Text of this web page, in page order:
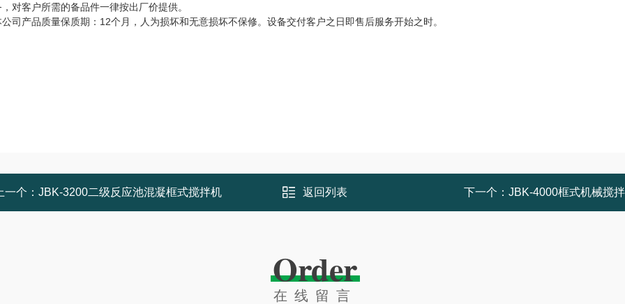
对客户所需的备品件一律按出厂价提供。
司产品质量保质期：12个月，人为损坏和无意损坏不保修。设备交付客户之日即售后服务开始之时。
一个： JBK-3200二级反应池混凝框式搅拌机 返回列表 下一个： JBK-4000框式机械搅
Order
在线留言